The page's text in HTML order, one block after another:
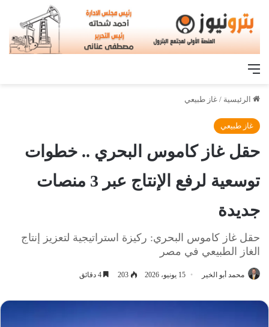
القائمة
الرئيسية / غاز طبيعي
غاز طبيعي
حقل غاز كاموس البحري .. خطوات
توسعية لرفع الإنتاج عبر 3 منصات
جديدة
حقل غاز كاموس البحري: ركيزة استراتيجية لتعزيز إنتاج
الغاز الطبيعي في مصر
محمد أبو الخير 15 يونيو، 2026 203